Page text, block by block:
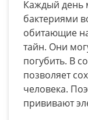
Каждый день
бактериями
обитающие
тайн. Они
погубить. В
позволяет
человека.
прививают